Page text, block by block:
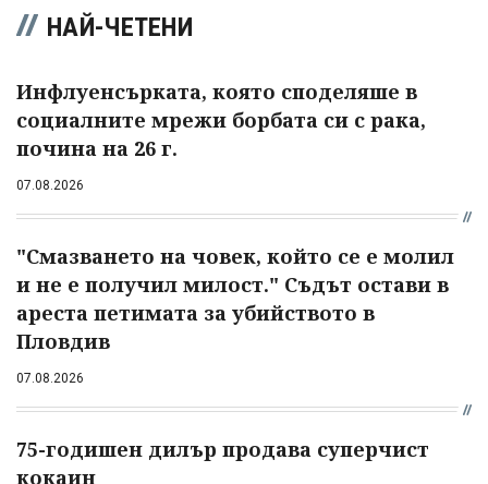
НАЙ-ЧЕТЕНИ
Инфлуенсърката, която споделяше в
социалните мрежи борбата си с рака,
почина на 26 г.
07.08.2026
"Смазването на човек, който се е молил
и не е получил милост." Съдът остави в
ареста петимата за убийството в
Пловдив
07.08.2026
75-годишен дилър продава суперчист
кокаин